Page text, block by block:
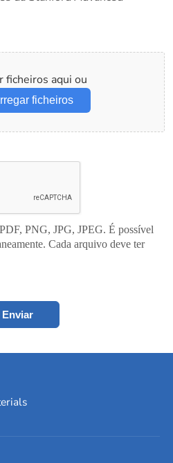
ficheiros aqui ou
ficheiros
PNG, JPG, JPEG. É possível
Cada arquivo deve ter
Enviar